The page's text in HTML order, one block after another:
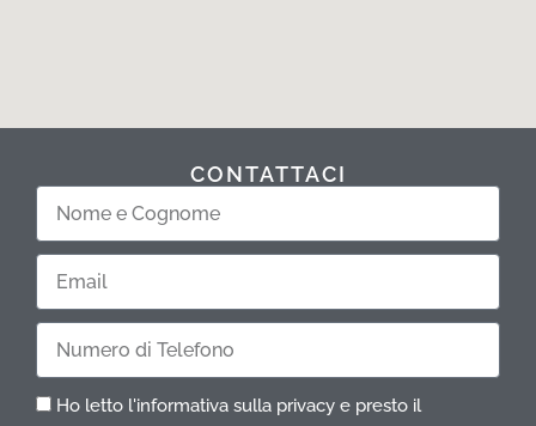
CONTATTACI
e
Cognome
Ho letto l'informativa sulla privacy e presto il